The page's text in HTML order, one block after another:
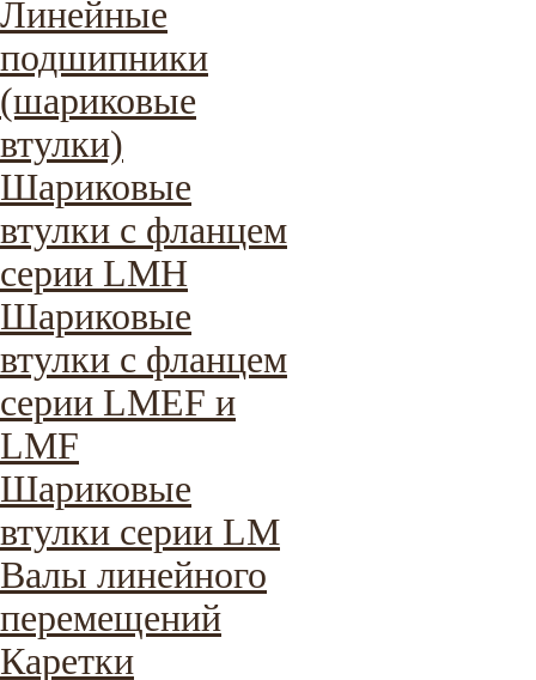
Линейные
подшипники
(шариковые
втулки)
Шариковые
втулки с фланцем
серии LMH
Шариковые
втулки с фланцем
серии LMEF и
LMF
Шариковые
втулки серии LM
Валы линейного
перемещений
Каретки